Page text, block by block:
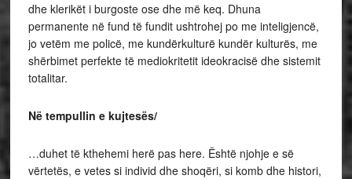
dhe klerikët i burgoste ose dhe më keq. Dhuna
permanente në fund të fundit ushtrohej po me inteligjencë,
jo vetëm me policë, me kundërkulturë kundër kulturës, me
shërbimet perfekte të mediokritetit ideokracisë dhe sistemit
totalitar.
Në tempullin e kujtesës/
…duhet të kthehemi herë pas here. Është njohje e së
vërtetës, e vetes si individ dhe shoqëri, si komb dhe histori,